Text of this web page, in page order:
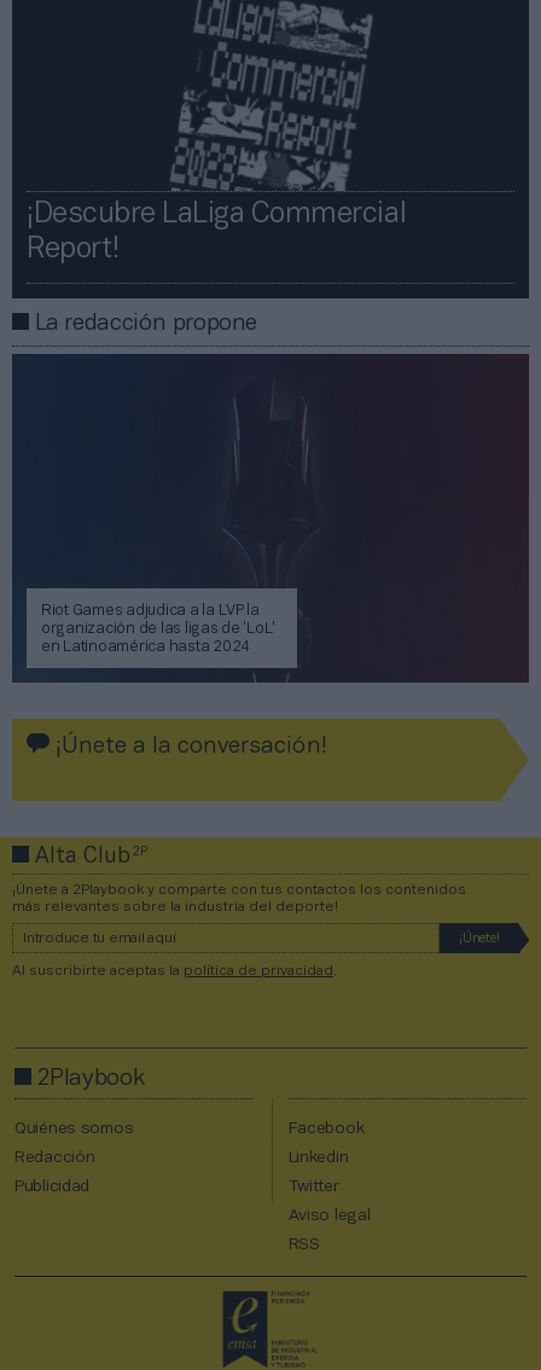
¡Descubre LaLiga Commercial
Report!​​
La redacción propone
Riot Games adjudica a la LVP la
organización de las ligas de ‘LoL’
en Latinoamérica hasta 2024
¡Únete a la conversación!
Alta Club2P
¡Únete a 2Playbook y comparte con tus contactos los contenidos
más relevantes sobre la industria del deporte!
Al suscribirte aceptas la política de privacidad .
2Playbook
Quiénes somos
Redacción
Publicidad
Facebook
Linkedin
Twitter
Aviso legal
RSS